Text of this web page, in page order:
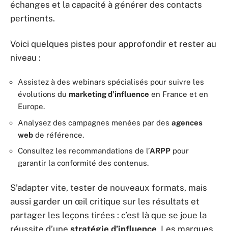
échanges et la capacité à générer des contacts
pertinents.
Voici quelques pistes pour approfondir et rester au
niveau :
Assistez à des webinars spécialisés pour suivre les
évolutions du marketing d’influence en France et en
Europe.
Analysez des campagnes menées par des agences
web de référence.
Consultez les recommandations de l’ARPP pour
garantir la conformité des contenus.
S’adapter vite, tester de nouveaux formats, mais
aussi garder un œil critique sur les résultats et
partager les leçons tirées : c’est là que se joue la
réussite d’une stratégie d’influence. Les marques